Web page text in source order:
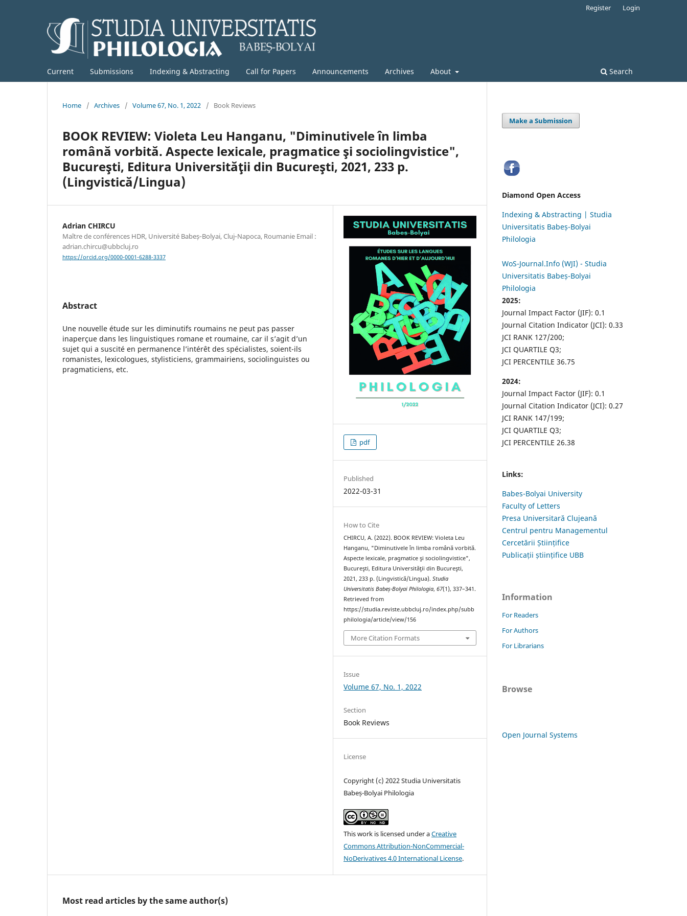
Current Submissions Indexing & Abstracting Call for Papers Announcements Archives About Search
Register Login
Home / Archives / Volume 67, No. 1, 2022 / Book Reviews
BOOK REVIEW: Violeta Leu Hanganu, "Diminutivele în limba
română vorbită. Aspecte lexicale, pragmatice şi sociolingvistice",
Bucureşti, Editura Universităţii din Bucureşti, 2021, 233 p.
(Lingvistică/Lingua)
Adrian CHIRCU
Maître de conférences HDR, Université Babeș‐Bolyai, Cluj‐Napoca, Roumanie Email :
adrian.chircu@ubbcluj.ro
https://orcid.org/0000-0001-6288-3337
Abstract
Une nouvelle étude sur les diminutifs roumains ne peut pas passer
inaperçue dans les linguistiques romane et roumaine, car il s’agit d’un
sujet qui a suscité en permanence l’intérêt des spécialistes, soient-ils
romanistes, lexicologues, stylisticiens, grammairiens, sociolinguistes ou
pragmaticiens, etc.
pdf
Published
2022-03-31
How to Cite
CHIRCU, A. (2022). BOOK REVIEW: Violeta Leu
Hanganu, "Diminutivele în limba română vorbită.
Aspecte lexicale, pragmatice şi sociolingvistice",
Bucureşti, Editura Universităţii din Bucureşti,
2021, 233 p. (Lingvistică/Lingua).Studia
Universitatis Babeș-Bolyai Philologia,67(1), 337–341.
Retrieved from
https://studia.reviste.ubbcluj.ro/index.php/subb
philologia/article/view/156
More Citation Formats
Issue
Volume 67, No. 1, 2022
Section
Book Reviews
License
Copyright (c) 2022 Studia Universitatis
Babeș-Bolyai Philologia
This work is licensed under aCreative
Commons Attribution-NonCommercial-
NoDerivatives 4.0 International License.
Most read articles by the same author(s)
Make a Submission
Diamond Open Access
Indexing & Abstracting | Studia
Universitatis Babeș-Bolyai
Philologia
WoS-Journal.Info (WJI) - Studia
Universitatis Babeș-Bolyai
Philologia
2025:
Journal Impact Factor (JIF): 0.1
Journal Citation Indicator (JCI): 0.33
JCI RANK 127/200;
JCI QUARTILE Q3;
JCI PERCENTILE 36.75
2024:
Journal Impact Factor (JIF): 0.1
Journal Citation Indicator (JCI): 0.27
JCI RANK 147/199;
JCI QUARTILE Q3;
JCI PERCENTILE 26.38
Links:
Babes-Bolyai University
Faculty of Letters
Presa Universitară Clujeană
Centrul pentru Managementul
Cercetării Științifice
Publicații științifice UBB
Information
For Readers
For Authors
For Librarians
Browse
Open Journal Systems